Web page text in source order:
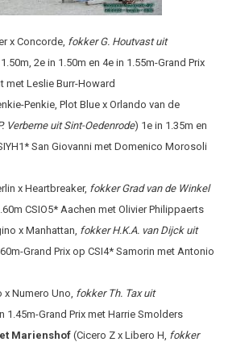
x Concorde, fokker G. Houtvast uit
2e in 1.50m en 4e in 1.55m-Grand Prix
met Leslie Burr-Howard
Penkie, Plot Blue x Orlando van de
Verberne uit Sint-Oedenrode) 1e in 1.35m en
San Giovanni met Domenico Morosoli
x Heartbreaker, fokker Grad van de Winkel
CSIO5* Aachen met Olivier Philippaerts
x Manhattan, fokker H.K.A. van Dijck uit
Grand Prix op CSI4* Samorin met Antonio
x Numero Uno, fokker Th. Tax uit
1.45m-Grand Prix met Harrie Smolders
Marienshof (Cicero Z x Libero H, fokker